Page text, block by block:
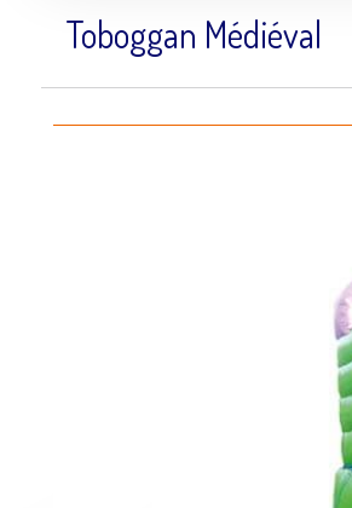
Toboggan Médiéval